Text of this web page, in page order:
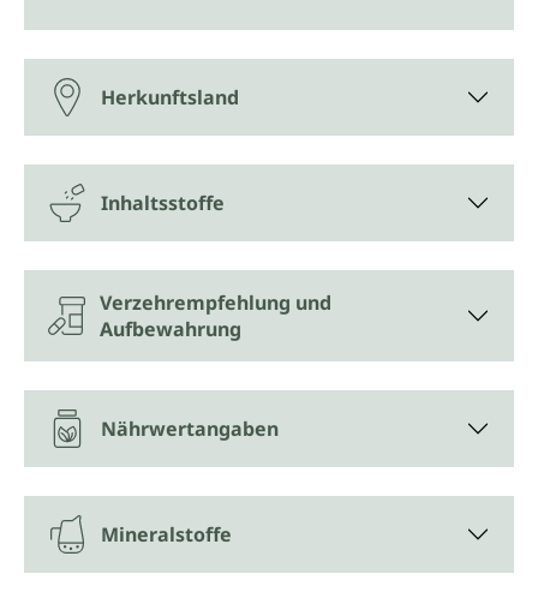
Herkunftsland
Inhaltsstoffe
Verzehrempfehlung und
Aufbewahrung
Nährwertangaben
Mineralstoffe